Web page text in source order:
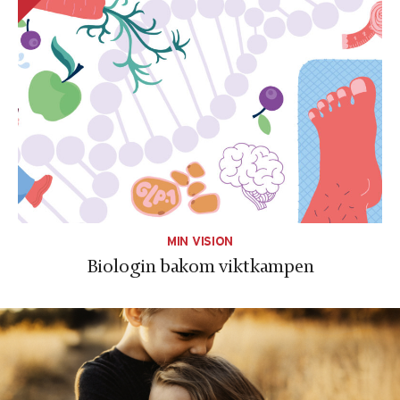
MIN VISION
Biologin bakom viktkampen
Upplevelse
För att vår
hemsida ska
prestera så bra
som möjligt
under ditt
besök. Om du
nekar de här
kakorna
kommer viss
funktionalitet
att försvinna
från
Genom att dela
med dig av dina
intressen och
ditt beteende
när du surfar ökar
du chansen att få